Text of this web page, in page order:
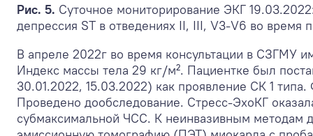
Рис. 5. Суточное мониторирование ЭКГ
депрессия ST в отведениях II, III, V3-V6 во время
В апреле 2022г во время консультации в СЗГМУ
Индекс массы тела 29 кг/м². Пациентке был
30.01.2022, 15.03.2022) как проявление СК 1
Проведено дообследование. Стресс-ЭхоКГ
субмаксимальной ЧСС. К неинвазивным методам